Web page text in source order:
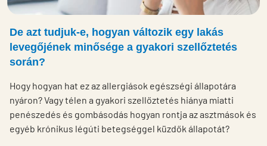
De azt tudjuk-e, hogyan változik egy lakás
levegőjének minősége a gyakori szellőztetés
során?
Hogy hogyan hat ez az allergiások egészségi állapotára
nyáron? Vagy télen a gyakori szellőztetés hiánya miatti
penészedés és gombásodás hogyan rontja az asztmások és
egyéb krónikus légúti betegséggel küzdők állapotát?